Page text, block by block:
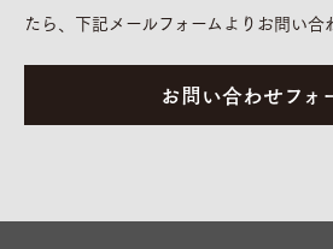
たら、下記メールフォームよりお問い合
お問い合わせフォ